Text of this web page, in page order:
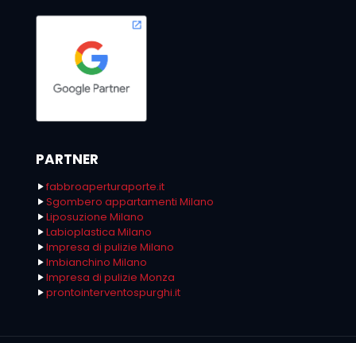
PARTNER
fabbroaperturaporte.it
Sgombero appartamenti Milano
Liposuzione Milano
Labioplastica Milano
Impresa di pulizie Milano
Imbianchino Milano
Impresa di pulizie Monza
prontointerventospurghi.it